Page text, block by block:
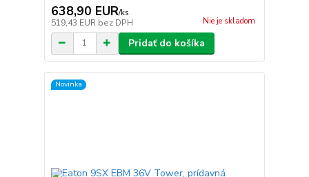
638,90 EUR/ks
519,43 EUR bez DPH Nie je skladom
Pridať do košíka
Novinka